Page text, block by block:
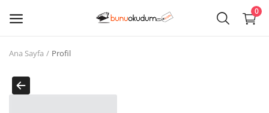
0
Sat
Ana Sayfa Profil